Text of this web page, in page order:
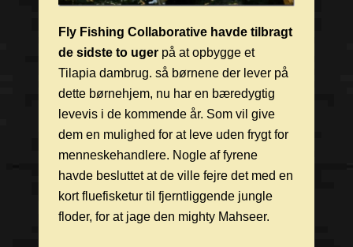
Fly Fishing Collaborative havde tilbragt
de sidste to uger på at opbygge et
Tilapia dambrug. så børnene der lever på
dette børnehjem, nu har en bæredygtig
levevis i de kommende år. Som vil give
dem en mulighed for at leve uden frygt for
menneskehandlere. Nogle af fyrene
havde besluttet at de ville fejre det med en
kort fluefisketur til fjerntliggende jungle
floder, for at jage den mighty Mahseer.